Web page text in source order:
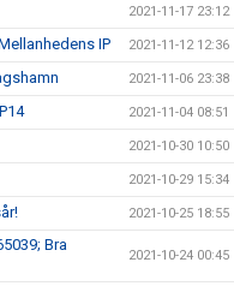
2021-11-17 23:12
IP 2021-11-12 12:36
2021-11-06 23:38
2021-11-04 08:51
2021-10-30 10:50
2021-10-29 15:34
2021-10-25 18:55
Bra
2021-10-24 00:45